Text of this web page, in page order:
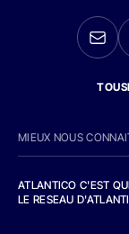
MIEUX NOUS
ATLANTICO C'EST
LE RESEAU